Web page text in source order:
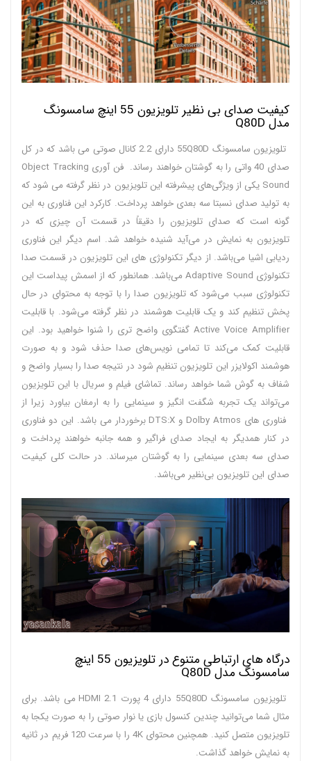
کیفیت صدای بی نظیر تلویزیون 55 اینچ سامسونگ
مدل Q80D
تلویزیون سامسونگ 55Q80D دارای 2.2 کانال صوتی می باشد که در کل
صدای 40 واتی را به گوشتان خواهند رساند. فن آوری Object Tracking
Sound یکی از ویژگی‌های پیشرفته این تلویزیون در نظر گرفته می‌ شود که
به تولید صدای نسبتا سه بعدی خواهد پرداخت. کارکرد این فناوری به این
گونه است که صدای تلویزیون را دقیقاً در قسمت آن چیزی که در
تلویزیون به نمایش در می‌آید شنیده خواهد شد. اسم دیگر این فناوری
ردیابی اشیا می‌باشد. از دیگر تکنولوژی‌ های این تلویزیون در قسمت صدا
تکنولوژی Adaptive Sound می‌باشد. همانطور که از اسمش پیداست این
تکنولوژی سبب می‌شود که تلویزیون صدا را با توجه به محتوای در حال
پخش تنظیم کند و یک قابلیت هوشمند در نظر گرفته می‌شود. با قابلیت
Active Voice Amplifier گفتگوی واضح تری را شنوا خواهید بود. این
قابلیت کمک می‌کند تا تمامی نویس‌های صدا حذف شود و به صورت
هوشمند اکولایزر این تلویزیون تنظیم شود در نتیجه صدا را بسیار واضح و
شفاف به گوش شما خواهد رساند. تماشای فیلم و سریال با این تلویزیون
می‌تواند یک تجربه شگفت انگیز و سینمایی را به ارمغان بیاورد زیرا از
فناوری های Dolby Atmos و DTS:X برخوردار می باشد. این دو فناوری
در کنار همدیگر به ایجاد صدای فراگیر و همه جانبه خواهند پرداخت و
صدای سه بعدی سینمایی را به گوشتان میرساند. در حالت کلی کیفیت
صدای این تلویزیون بی‌نظیر می‌باشد.
درگاه های ارتباطی متنوع در تلویزیون 55 اینچ
سامسونگ مدل Q80D
تلویزیون سامسونگ 55Q80D دارای 4 پورت 2.1 HDMI می باشد. برای
مثال شما می‌توانید چندین کنسول بازی یا نوار صوتی را به صورت یکجا به
تلویزیون متصل کنید.‌ همچنین محتوای 4K را با سرعت 120 فریم در ثانیه
به نمایش خواهد گذاشت.